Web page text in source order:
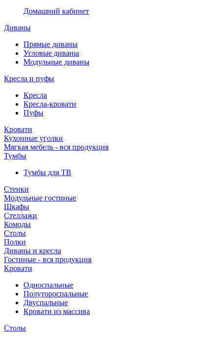
Домашний кабинет
Диваны
Прямые диваны
Угловые диваны
Модульные диваны
Кресла и пуфы
Кресла
Кресла-кровати
Пуфы
Кровати
Кухонные уголки
Мягкая мебель - вся продукция
Тумбы
Тумбы для ТВ
Стенки
Модульные гостиные
Шкафы
Стеллажи
Комоды
Столы
Полки
Диваны и кресла
Гостиные - вся продукция
Кровати
Односпальные
Полутороспальные
Двуспальные
Кровати из массива
Столы